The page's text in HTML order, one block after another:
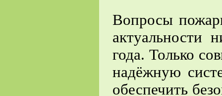
Вопросы
актуальности
года. Только
надёжную
обеспечить